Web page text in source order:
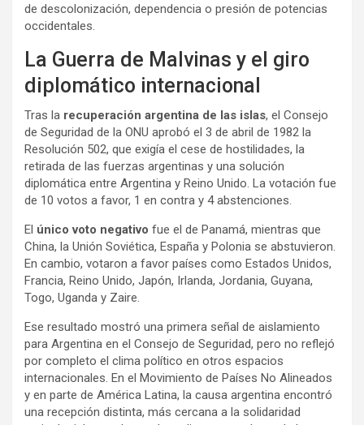
de descolonización, dependencia o presión de potencias
occidentales.
La Guerra de Malvinas y el giro
diplomático internacional
Tras la recuperación argentina de las islas, el Consejo
de Seguridad de la ONU aprobó el 3 de abril de 1982 la
Resolución 502, que exigía el cese de hostilidades, la
retirada de las fuerzas argentinas y una solución
diplomática entre Argentina y Reino Unido. La votación fue
de 10 votos a favor, 1 en contra y 4 abstenciones.
El único voto negativo fue el de Panamá, mientras que
China, la Unión Soviética, España y Polonia se abstuvieron.
En cambio, votaron a favor países como Estados Unidos,
Francia, Reino Unido, Japón, Irlanda, Jordania, Guyana,
Togo, Uganda y Zaire.
Ese resultado mostró una primera señal de aislamiento
para Argentina en el Consejo de Seguridad, pero no reflejó
por completo el clima político en otros espacios
internacionales. En el Movimiento de Países No Alineados
y en parte de América Latina, la causa argentina encontró
una recepción distinta, más cercana a la solidaridad